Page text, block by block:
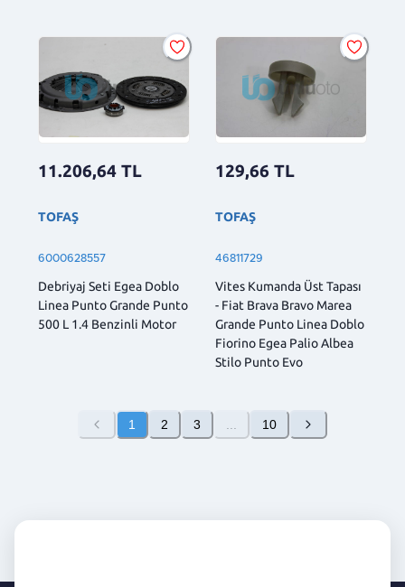
11.206,64 TL
TOFAŞ
6000628557
Debriyaj Seti Egea Doblo
Linea Punto Grande Punto
500 L 1.4 Benzinli Motor
129,66 TL
TOFAŞ
46811729
Vites Kumanda Üst Tapası
- Fiat Brava Bravo Marea
Grande Punto Linea Doblo
Fiorino Egea Palio Albea
Stilo Punto Evo
1 2 3 10